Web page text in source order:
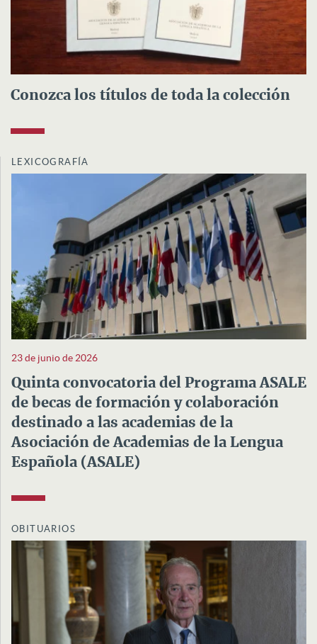
Conozca los títulos de toda la colección
LEXICOGRAFÍA
23 de junio de 2026
Quinta convocatoria del Programa ASALE
de becas de formación y colaboración
destinado a las academias de la
Asociación de Academias de la Lengua
Española (ASALE)
OBITUARIOS